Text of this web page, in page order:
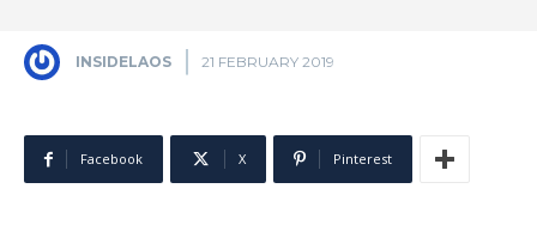
INSIDELAOS 21 FEBRUARY 2019
Facebook X Pinterest